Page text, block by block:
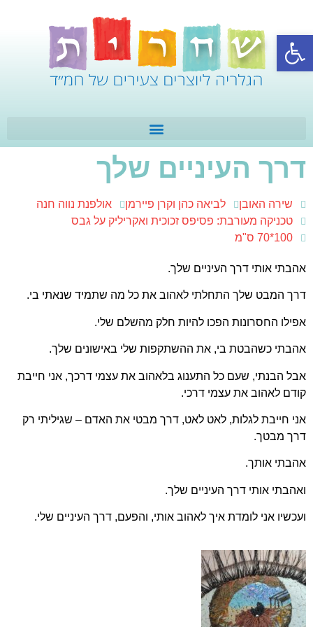
פתח סרגל נגישות
דרך העיניים שלך
שירה האובן לביאה כהן וקרן פיירמן
אולפנת נווה חנה
טכניקה מעורבת: פסיפס זכוכית ואקריליק על גבס
100*70 ס"מ
אהבתי אותי דרך העיניים שלך.
דרך המבט שלך התחלתי לאהוב את כל מה שתמיד שנאתי בי.
אפילו החסרונות הפכו להיות חלק מהשלם שלי.
אהבתי כשהבטת בי, את ההשתקפות שלי באישונים שלך.
אבל הבנתי, שעם כל התענוג בלאהוב את עצמי דרכך, אני חייבת
קודם לאהוב את עצמי דרכי.
אני חייבת לגלות, לאט לאט, דרך מבטי את האדם – שגיליתי רק
דרך מבטך.
אהבתי אותך.
ואהבתי אותי דרך העיניים שלך.
ועכשיו אני לומדת איך לאהוב אותי, והפעם, דרך העיניים שלי.